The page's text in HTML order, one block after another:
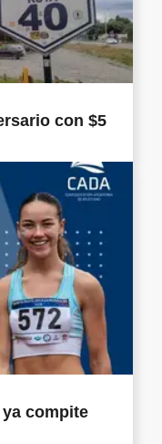
con $5
compite